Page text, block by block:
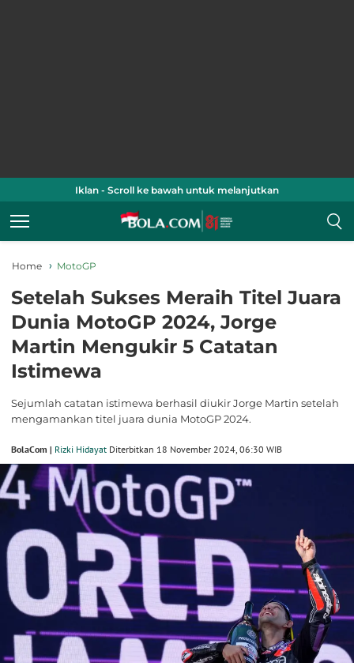
Iklan - Scroll ke bawah untuk melanjutkan
Home MotoGP
Setelah Sukses Meraih Titel Juara
Dunia MotoGP 2024, Jorge
Martin Mengukir 5 Catatan
Istimewa
Sejumlah catatan istimewa berhasil diukir Jorge Martin setelah
mengamankan titel juara dunia MotoGP 2024.
BolaCom | Rizki Hidayat Diterbitkan 18 November 2024, 06:30 WIB